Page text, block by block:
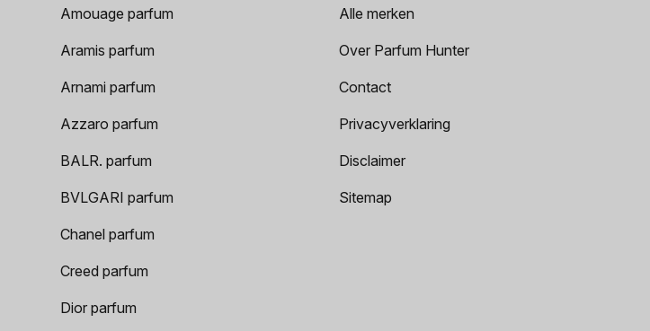
Amouage parfum
Aramis parfum
Arnami parfum
Azzaro parfum
BALR. parfum
BVLGARI parfum
Chanel parfum
Creed parfum
Dior parfum
Alle merken
Over Parfum Hunter
Contact
Privacyverklaring
Disclaimer
Sitemap